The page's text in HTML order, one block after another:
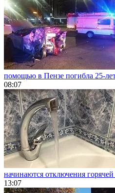
помощью в Пензе погибла 25-
08:07
начинаются отключения
13:07